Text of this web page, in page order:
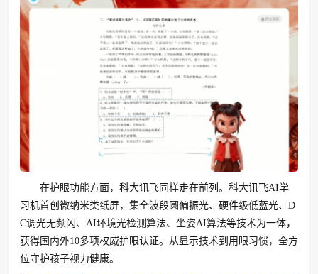
在护眼功能方面，科大讯飞同样走在前列。科大讯飞AI学
习机首创微纳米类纸屏，集全波段圆偏振光、硬件级低蓝光、D
C调光无频闪、AI环境光检测算法、坐姿AI算法等技术为一体，
获得国内外10多项权威护眼认证。从显示技术到用眼习惯，全方
位守护孩子视力健康。